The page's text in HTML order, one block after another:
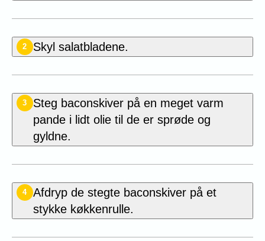
2 Skyl salatbladene.
3 Steg baconskiver på en meget varm
pande i lidt olie til de er sprøde og
gyldne.
4
Afdryp de stegte baconskiver på et
stykke køkkenrulle.